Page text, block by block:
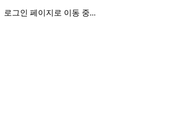
로그인 페이지로 이동 중...